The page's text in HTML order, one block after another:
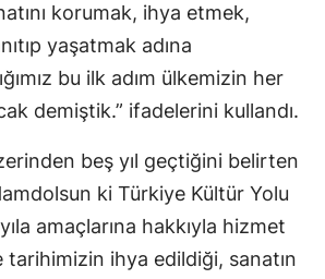
korumak, ihya etmek,
yaşatmak adına
bu ilk adım ülkemizin her
demiştik.” ifadelerini kullandı.
beş yıl geçtiğini belirten
ki Türkiye Kültür Yolu
amaçlarına hakkıyla hizmet
ihya edildiği, sanatın